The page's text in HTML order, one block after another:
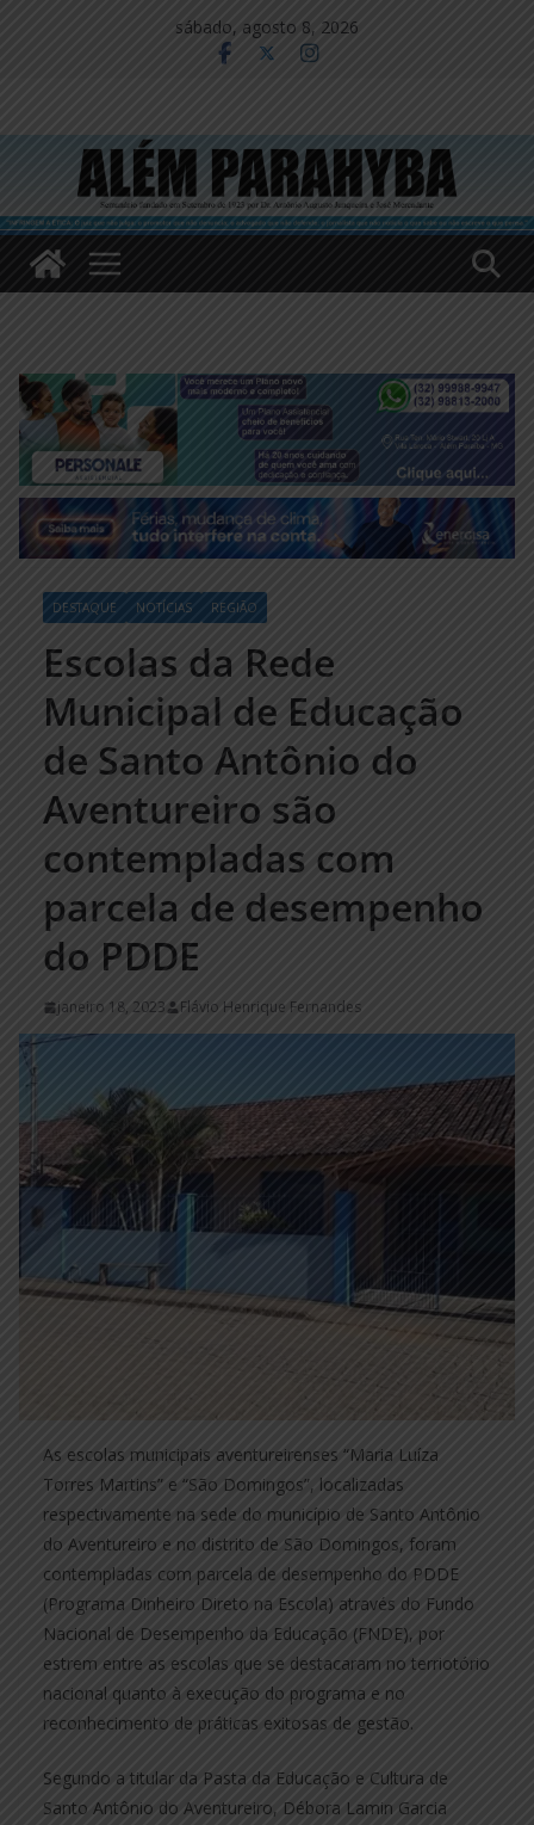
sábado, agosto 8, 2026
DESTAQUE NOTÍCIAS REGIÃO
Escolas da Rede
Municipal de Educação
de Santo Antônio do
Aventureiro são
contempladas com
parcela de desempenho
do PDDE
janeiro 18, 2023 Flávio Henrique Fernandes
As escolas municipais aventureirenses “Maria Luíza
Torres Martins” e “São Domingos”, localizadas
respectivamente na sede do município de Santo Antônio
do Aventureiro e no distrito de São Domingos, foram
contempladas com parcela de desempenho do PDDE
(Programa Dinheiro Direto na Escola) através do Fundo
Nacional de Desempenho da Educação (FNDE), por
estrem entre as escolas que se destacaram no terriotório
nacional quanto à execução do programa e no
reconhecimento de práticas exitosas de gestão.
Segundo a titular da Pasta da Educação e Cultura de
Santo Antônio do Aventureiro, Débora Lamin Garcia